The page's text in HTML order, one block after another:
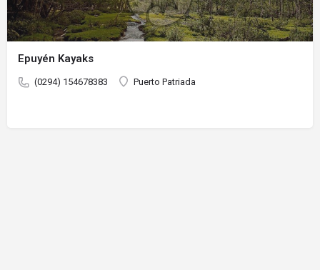
Epuyén Kayaks
(0294) 154678383 Puerto Patriada